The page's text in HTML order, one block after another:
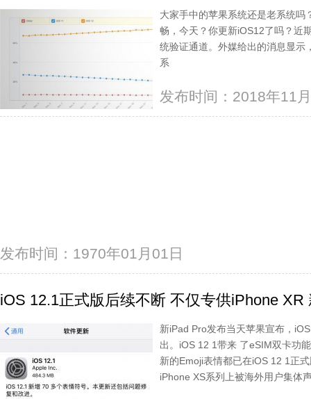
大家手中的苹果系统还是老系统
畅，今天？你更新iOS12了吗？近
统验证通道。外媒给出的消息显示
系
发布时间：2018年11
发布时间：1970年01月01日
iOS 12.1正式版后续不断 不仅专供iPhone XR
新iPad Pro发布当天苹果宣布，
出。iOS 12 1带来 了eSIM双卡功
新的Emoji表情都已在iOS 12 1正
iPhone XS系列上被海外用户集体